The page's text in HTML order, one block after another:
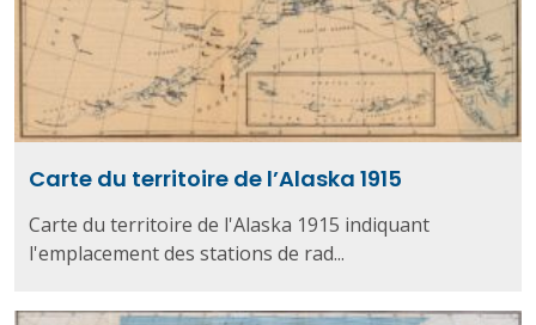
Carte du territoire de l’Alaska 1915
Carte du territoire de l'Alaska 1915 indiquant
l'emplacement des stations de rad...